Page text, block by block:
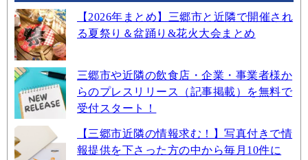
【2026年まとめ】三郷市と近隣で開催され
る夏祭り＆盆踊り&花火大会まとめ
三郷市や近隣の飲食店・企業・事業者様か
らのプレスリリース（記事掲載）を無料で
受付スタート！
【三郷市近隣の情報求む！】写真付きで情
報提供を下さった方の中から毎月10件に